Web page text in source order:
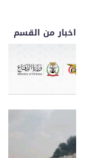
اخبار من القسم